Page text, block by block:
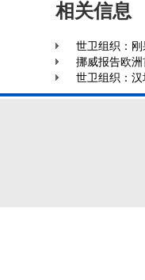
相关信息
世卫组织：
挪威报告欧
世卫组织：